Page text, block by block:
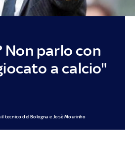
Non parlo con
a calcio"
tecnico del Bologna e Josè Mourinho